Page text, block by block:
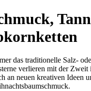
das traditionelle Salz-
verlieren mit der Zweit
an neuen kreativen Ideen